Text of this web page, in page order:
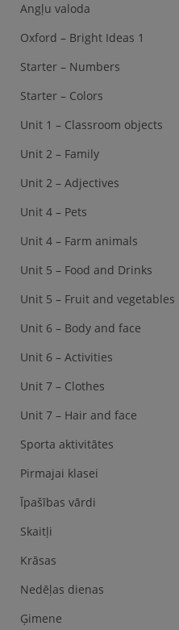
Angļu valoda
Oxford – Bright Ideas 1
Starter – Numbers
Starter – Colors
Unit 1 – Classroom objects
Unit 2 – Family
Unit 2 – Adjectives
Unit 4 – Pets
Unit 4 – Farm animals
Unit 5 – Food and Drinks
Unit 5 – Fruit and vegetables
Unit 6 – Body and face
Unit 6 – Activities
Unit 7 – Clothes
Unit 7 – Hair and face
Sporta aktivitātes
Pirmajai klasei
Īpašības vārdi
Skaitļi
Krāsas
Nedēļas dienas
Ģimene